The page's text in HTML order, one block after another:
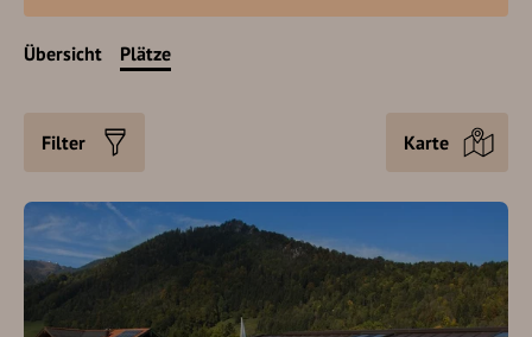
Übersicht Plätze
Filter Karte